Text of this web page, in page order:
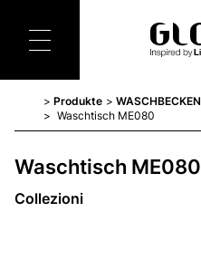
Produkte WASCHBECKEN
Waschtisch ME080
Waschtisch ME080
Collezioni